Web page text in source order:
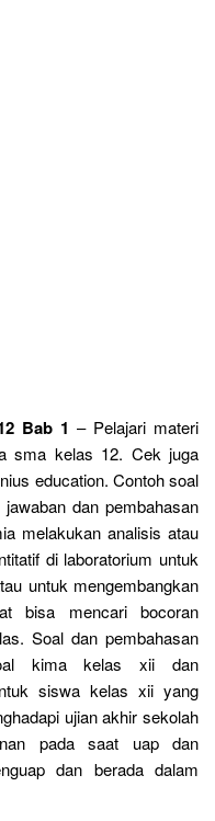
Bab 1 – Pelajari materi
sma kelas 12. Cek juga
education. Contoh soal
dan pembahasan
melakukan analisis atau
di laboratorium untuk
untuk mengembangkan
bisa mencari bocoran
Soal dan pembahasan
kima kelas xii dan
siswa kelas xii yang
ujian akhir sekolah
pada saat uap dan
dan berada dalam